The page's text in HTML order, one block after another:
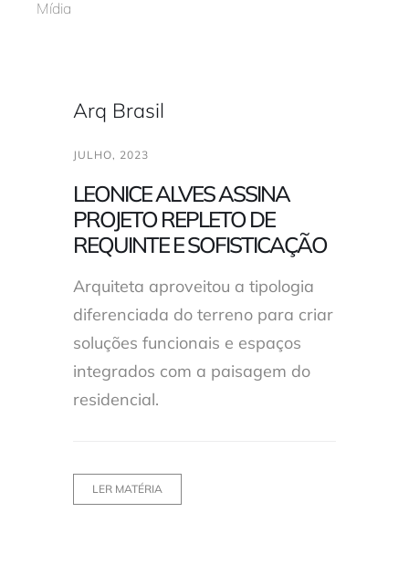
Solicitar orçamento
Mídia
Arq Brasil
JULHO, 2023
LEONICE ALVES ASSINA
PROJETO REPLETO DE
REQUINTE E SOFISTICAÇÃO
Arquiteta aproveitou a tipologia
diferenciada do terreno para criar
soluções funcionais e espaços
integrados com a paisagem do
residencial.
LER MATÉRIA